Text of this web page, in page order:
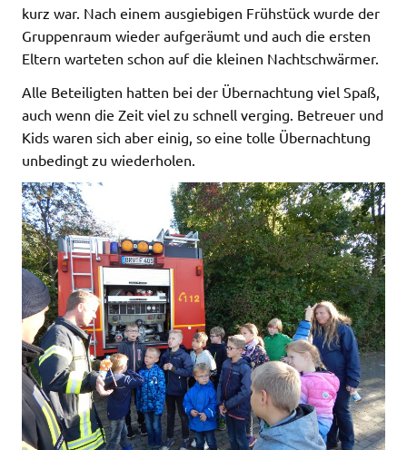
kurz war. Nach einem ausgiebigen Frühstück wurde der
Gruppenraum wieder aufgeräumt und auch die ersten
Eltern warteten schon auf die kleinen Nachtschwärmer.
Alle Beteiligten hatten bei der Übernachtung viel Spaß,
auch wenn die Zeit viel zu schnell verging. Betreuer und
Kids waren sich aber einig, so eine tolle Übernachtung
unbedingt zu wiederholen.